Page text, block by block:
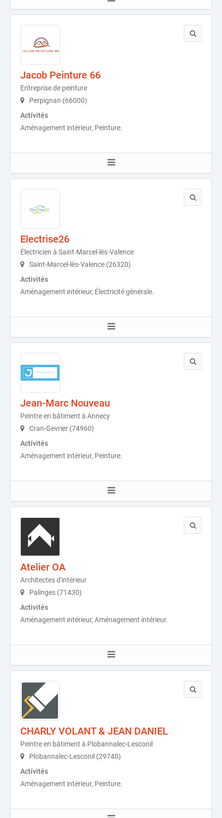
Jacob Peinture 66
Entreprise de peinture
Perpignan (66000)
Activités
Aménagement intérieur, Peinture.
Electrise26
Électricien à Saint-Marcel-lès-Valence
Saint-Marcel-lès-Valence (26320)
Activités
Aménagement intérieur, Électricité générale.
Jean-Marc Nouveau
Peintre en bâtiment à Annecy
Cran-Gevrier (74960)
Activités
Aménagement intérieur, Peinture.
Atelier OA
Architectes d'intérieur
Palinges (71430)
Activités
Aménagement intérieur, Aménagement intérieur.
CHARLY VOLANT & JEAN DANIEL
Peintre en bâtiment à Plobannalec-Lesconil
Plobannalec-Lesconil (29740)
Activités
Aménagement intérieur, Peinture.